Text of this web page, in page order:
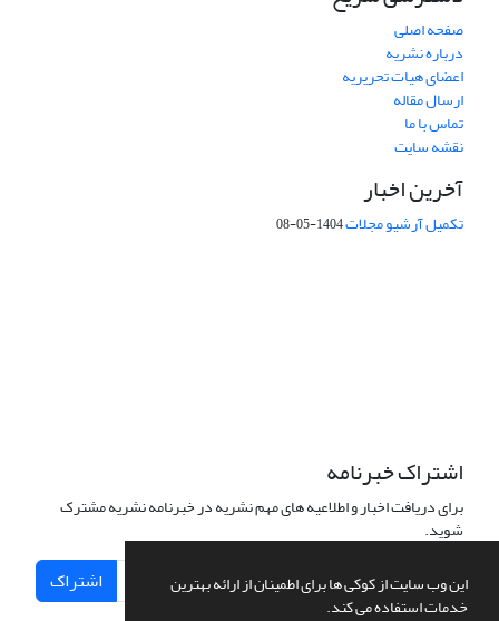
این وب سایت از کوکی ها برای اطمینان از ارائه بهترین
خدمات استفاده می کند.
صفحه اصلی
درباره نشریه
اعضای هیات تحریریه
ارسال مقاله
تماس با ما
نقشه سایت
آخرین اخبار
تکمیل آرشیو مجلات1404-05-08
اشتراک خبرنامه
برای دریافت اخبار و اطلاعیه های مهم نشریه در خبرنامه نشریه مشترک
شوید.
اشتراک